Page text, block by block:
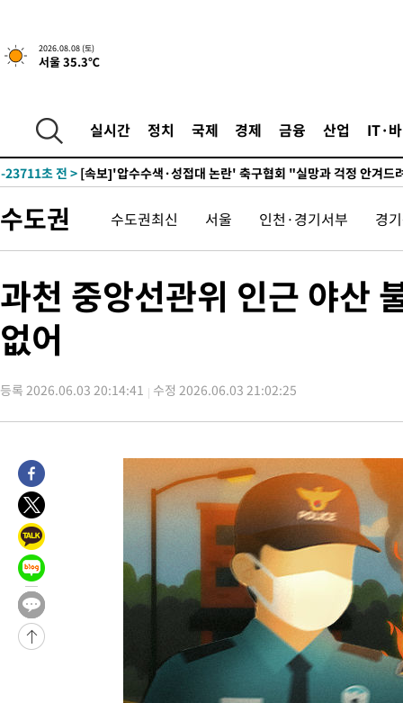
2026.08.08 (토)
서울 35.3℃
실시간 정치 국제 경제 금융 산업 IT·
-5458초 전 >[속보]뉴욕증시 상승 마감…S&P 0.6% 나스닥 1.3%↑
-31949초 전 >여수 오동도 해상서 모터보트 전복…1명 사망·1명 실종
주 날씨]
-25194초 전 >
축구협회 "압수수색·성접대 논란 사과…쇄신의 기회로 삼겠
-23711초 전 >
송"
-12332초 전 > '최고 37도' 폭염 지속…강원동해안 최대 150㎜ 비
-31949초 전 >
여수 오동도 해상서 모터보트 전복…1명 사망·1명 실종
-28176초 전 >극한폭염 한풀 꺾이지만…'낮 최고 35도' 무더위, 열대야 계속
-23711초 전 >[속보]'압수수색·성접대 논란' 축구협회 "실망과 걱정 안겨드
송"
-12332초 전 >
-5458초 전 >
수도권 수도권최신 서울 인천·경기서부 경
과천 중앙선관위 인근 야산
없어
등록 2026.06.03 20:14:41 수정 2026.06.03 21:02:25